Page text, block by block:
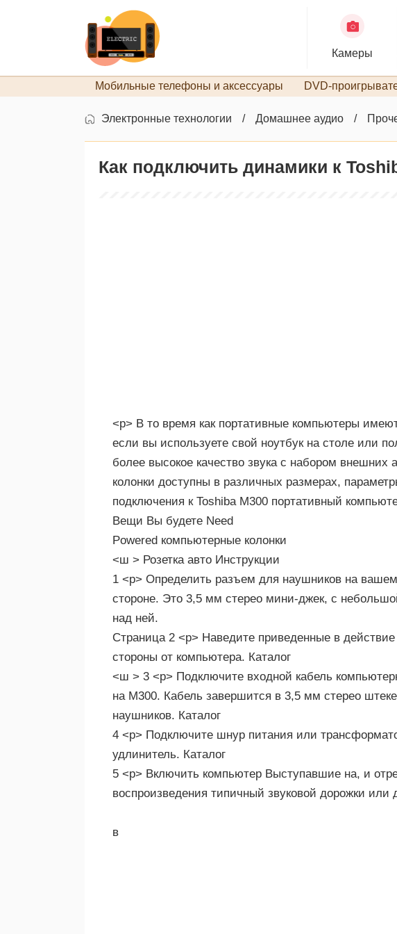
Камеры
Мобильные телефоны и аксессуары DVD-
Электронные технологии Домашнее аудио
Как подключить динамики к
<р> В то время как портативные компьютеры
если вы используете свой ноутбук на столе или
более высокое качество звука с набором
колонки доступны в различных размерах,
подключения к Toshiba M300 портативный
Вещи Вы будете Need
Powered компьютерные колонки
<ш > Розетка авто Инструкции
1 <р> Определить разъем для наушников на
стороне. Это 3,5 мм стерео мини-джек, с
над ней.
Страница 2 <р> Наведите приведенные в
стороны от компьютера. Каталог
<ш > 3 <р> Подключите входной кабель
на M300. Кабель завершится в 3,5 мм стерео
наушников. Каталог
4 <р> Подключите шнур питания или
удлинитель. Каталог
5 <р> Включить компьютер Выступавшие на, и
воспроизведения типичный звуковой дорожки или
в